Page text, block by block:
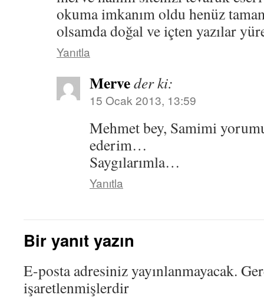
okuma imkanım oldu henüz
olsamda doğal ve içten yazılar
Yanıtla
Merveder ki:
15 Ocak 2013, 13:59
Mehmet bey, Samimi
ederim…
Saygılarımla…
Yanıtla
Bir yanıt yazın
E-posta adresiniz yayınlanmayacak.
işaretlenmişlerdir